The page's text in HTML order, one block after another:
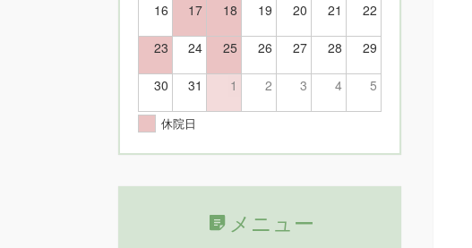
16 17 18 19 20 21 22
23 24 25 26 27 28 29
30 31 1 2 3 4 5
休院日
メニュー